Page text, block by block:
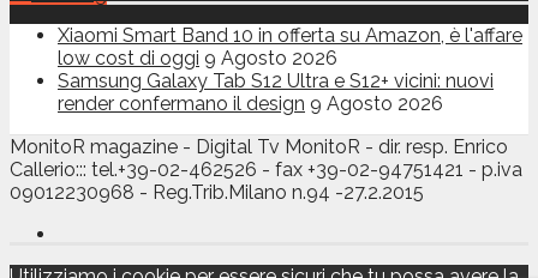
Xiaomi Smart Band 10 in offerta su Amazon, è l'affare
low cost di oggi 9 Agosto 2026
Samsung Galaxy Tab S12 Ultra e S12+ vicini: nuovi
render confermano il design 9 Agosto 2026
MonitoR magazine - Digital Tv MonitoR - dir. resp. Enrico
Callerio::: tel.+39-02-462526 - fax +39-02-94751421 - p.iva
09012230968 - Reg.Trib.Milano n.94 -27.2.2015